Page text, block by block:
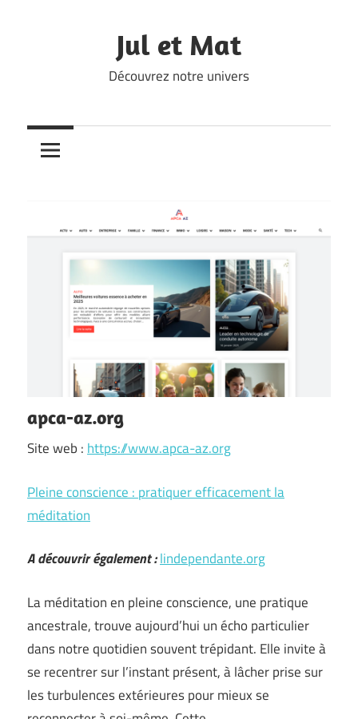
Jul et Mat
Découvrez notre univers
apca-az.org
Site web : https://www.apca-az.org
Pleine conscience : pratiquer efficacement la
méditation
A découvrir également :lindependante.org
La méditation en pleine conscience, une pratique
ancestrale, trouve aujourd’hui un écho particulier
dans notre quotidien souvent trépidant. Elle invite à
se recentrer sur l’instant présent, à lâcher prise sur
les turbulences extérieures pour mieux se